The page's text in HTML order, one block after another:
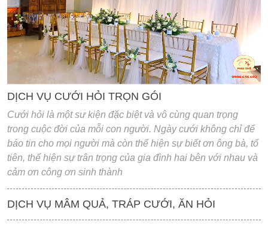
'
DỊCH VỤ CƯỚI HỎI TRỌN GÓI
Cưới hỏi là một sư kiện đặc biệt và vô cùng quan trọng
trong cuộc đời của mỗi con người. Ngày cưới không chỉ để
báo tin cho mọi người mà còn thể hiện sự biết ơn ông bà, tổ
tiên, thể hiện sự trân trọng của gia đình hai bên với nhau và
cảm ơn công ơn sinh thành
DỊCH VỤ MÂM QUẢ, TRÁP CƯỚI, ĂN HỎI